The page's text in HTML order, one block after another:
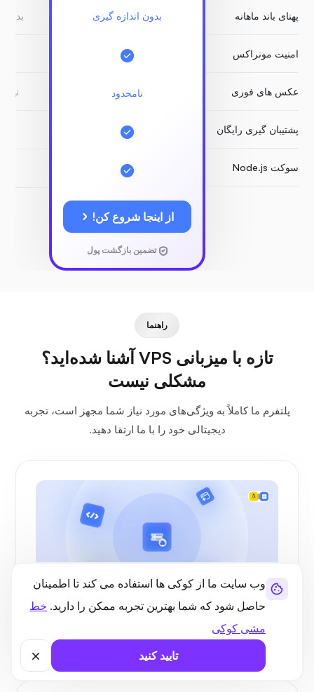
وب سایت ما از کوکی ها استفاده می کند تا اطمینان
حاصل شود که شما بهترین تجربه ممکن را دارید. خط
مشی کوکی
تایید کنید
پهنای باند ماهانه
امنیت مونراکس
عکس های فوری
پشتیبان گیری رایگان
سوکت Node.js
بدون اندازه گیری
نامحدود
از اینجا شروع کن!
تضمین بازگشت پول
بدون
راهنما
تازه با میزبانی VPS آشنا شده‌اید؟
مشکلی نیست
پلتفرم ما کاملاً به ویژگی‌های مورد نیاز شما مجهز است، تجربه
دیجیتالی خود را با ما ارتقا دهید.
چرا میزبانی VPS SSD خود را در دالاس اجرا کنید؟